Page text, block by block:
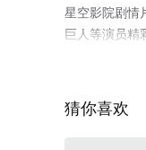
星空影院剧情
巨人等演员精
猜你喜欢